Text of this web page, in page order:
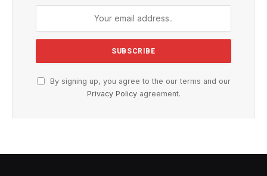
By signing up, you agree to the our terms and our
Privacy Policyagreement.